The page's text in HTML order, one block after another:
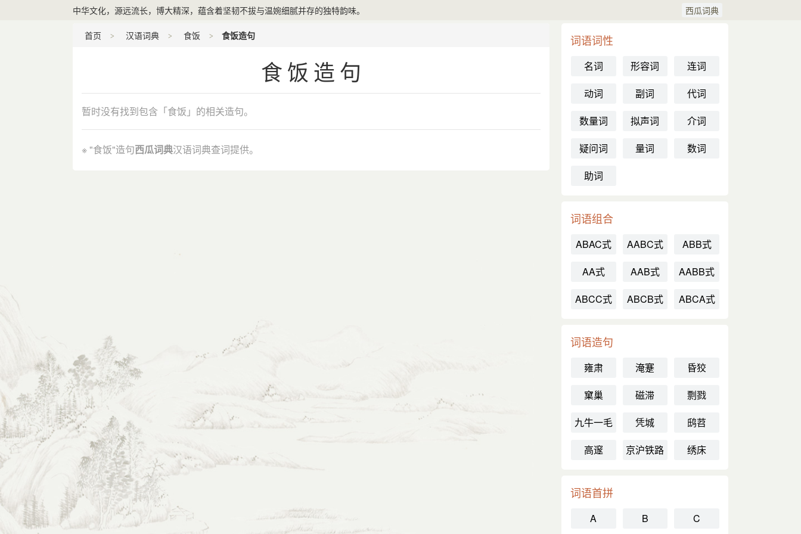
中华文化，源远流长，博大精深，蕴含着坚韧不拔与温婉细腻并存的独特韵味。 西瓜词典
首页 汉语词典 食饭 食饭造句
食饭造句
暂时没有找到包含「食饭」的相关造句。
※ "食饭"造句西瓜词典汉语词典查词提供。
词语词性
名词 形容词
连词
动词
副词
代词
数量词
拟声词
介词
疑问词
量词
数词
助词
词语组合
ABAC式 AABC式
ABB式
AA式
AAB式
AABB式
ABCC式
ABCB式 ABCA式
词语造句
雍肃 淹蹇
昏狡
窠巢
磁滞
剽戮
九牛一毛
凭城
鸱苕
高邃
京沪铁路 绣床
词语首拼
A B C